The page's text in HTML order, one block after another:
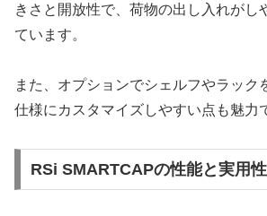
きさと開放性で、荷物の出し入れがし
ています。
また、オプションでシェルフやラック
仕様にカスタマイズしやすい点も魅力
RSi SMARTCAPの性能と実用性